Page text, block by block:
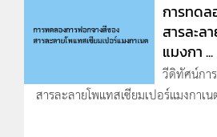
การทดล
สารละล
แมงกา ...
วีดิทัศน์กา
สารละลายโพแทสเซียมเปอร์แมงกาเ